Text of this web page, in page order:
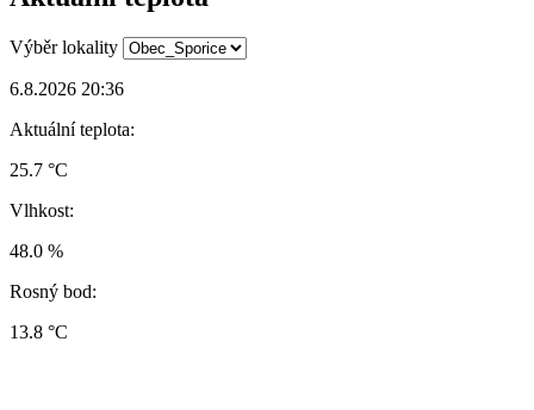
Výběr lokality
6.8.2026 20:36
Aktuální teplota:
25.7 °C
Vlhkost:
48.0 %
Rosný bod:
13.8 °C